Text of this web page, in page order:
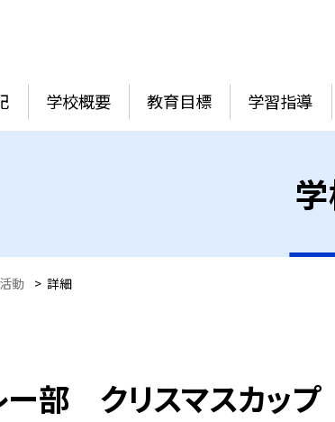
学校概要 教育目標 学習指導
動 > 詳細
部 クリスマスカップ